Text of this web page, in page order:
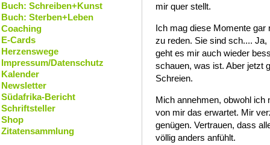
mir quer stellt.
Ich mag diese Momente gar
zu reden. Sie sind sch....
geht es mir auch wieder
schauen, was ist. Aber jetzt
Schreien.
Mich annehmen, obwohl ich
von mir das erwartet. Mir
genügen. Vertrauen, dass
völlig anders anfühlt.
Buch: Schreiben+Kunst
Buch: Sterben+Leben
Coaching
E-Cards
Herzenswege
Impressum/Datenschutz
Kalender
Newsletter
Südafrika-Bericht
Schriftsteller
Shop
Zitatensammlung